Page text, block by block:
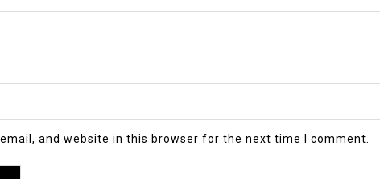
and website in this browser for the next time I comment.